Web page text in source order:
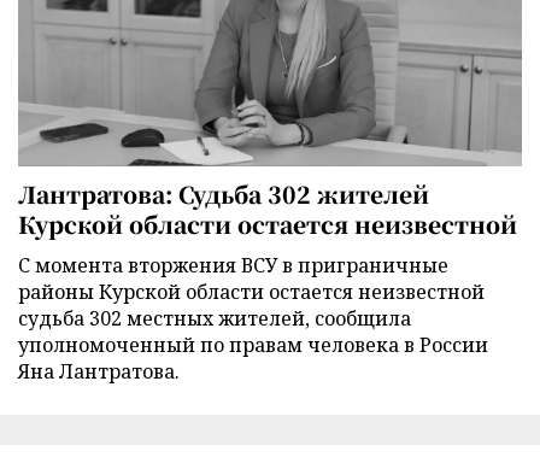
Лантратова: Судьба 302 жителей
Курской области остается неизвестной
С момента вторжения ВСУ в приграничные
районы Курской области остается неизвестной
судьба 302 местных жителей, сообщила
уполномоченный по правам человека в России
Яна Лантратова.